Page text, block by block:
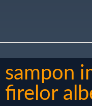
sampon
firelor